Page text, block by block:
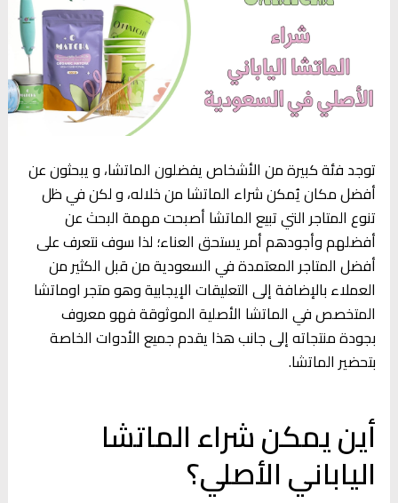
توجد فئة كبيرة من الأشخاص يفضلون الماتشا، و يبحثون عن
أفضل مكان يُمكن شراء الماتشا من خلاله، و لكن في ظل
تنوع المتاجر التي تبيع الماتشا أصبحت مهمة البحث عن
أفضلهم وأجودهم أمر يستحق العناء؛ لذا سوف نتعرف على
أفضل المتاجر المعتمدة في السعودية من قبل الكثير من
العملاء بالإضافة إلى التعليقات الإيجابية وهو متجر اوماتشا
المتخصص في الماتشا الأصلية الموثوقة فهو معروف
بجودة منتجاته إلى جانب هذا يقدم جميع الأدوات الخاصة
بتحضير الماتشا.
أين يمكن شراء الماتشا
الياباني الأصلي؟